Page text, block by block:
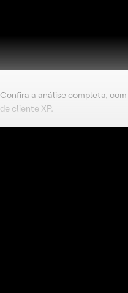
Confira a análise completa,
de cliente XP.